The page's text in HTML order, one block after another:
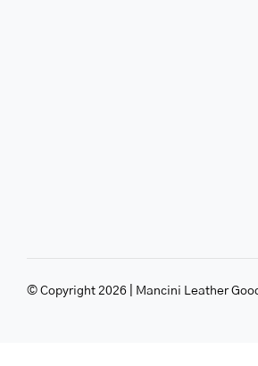
© Copyright 2026 | Mancini Leather